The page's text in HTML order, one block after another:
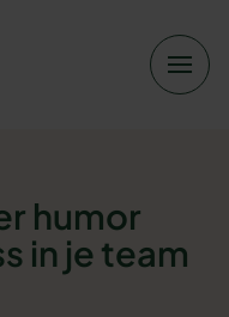
humor
in je team